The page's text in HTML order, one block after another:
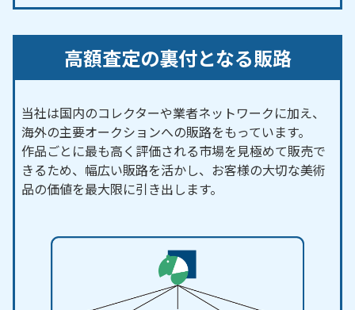
高額査定の裏付となる販路
当社は国内のコレクターや業者ネットワークに加え、
海外の主要オークションへの販路をもっています。
作品ごとに最も高く評価される市場を見極めて販売で
きるため、幅広い販路を活かし、お客様の大切な美術
品の価値を最大限に引き出します。